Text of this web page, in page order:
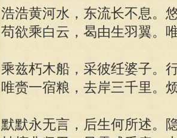
浩浩黄河水，东流长不息。
苟欲乘白云，曷由生羽翼。
乘兹朽木船，采彼纴婆子。
唯赍一宿粮，去岸三千里。
默默永无言，后生何所述。